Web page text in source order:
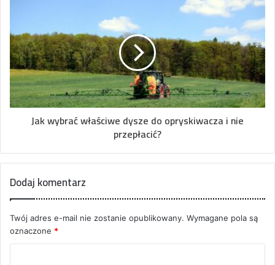
Jak wybrać właściwe dysze do opryskiwacza i nie
przepłacić?
Dodaj komentarz
Twój adres e-mail nie zostanie opublikowany. Wymagane pola są
oznaczone *